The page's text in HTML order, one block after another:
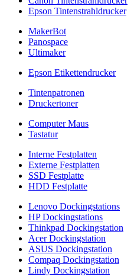
Epson Tintenstrahldrucker
MakerBot
Panospace
Ultimaker
Epson Etikettendrucker
Tintenpatronen
Druckertoner
Computer Maus
Tastatur
Interne Festplatten
Externe Festplatten
SSD Festplatte
HDD Festplatte
Lenovo Dockingstations
HP Dockingstations
Thinkpad Dockingstation
Acer Dockingstation
ASUS Dockingstation
Compaq Dockingstation
Lindy Dockingstation